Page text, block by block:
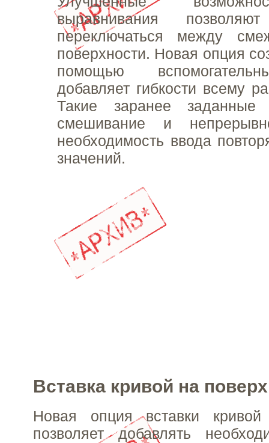
выравнивания
переключаться между
поверхности. Новая опция
помощью
добавляет гибкости всему
Такие заранее заданные
смешивание и
необходимость ввода
значений.
Вставка кривой на
Новая опция вставки кривой
позволяет добавлять